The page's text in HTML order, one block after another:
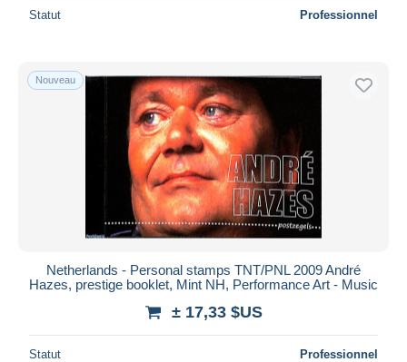
Statut Professionnel
Nouveau
Netherlands - Personal stamps TNT/PNL 2009 André
Hazes, prestige booklet, Mint NH, Performance Art - Music
± 17,33 $US
Statut Professionnel